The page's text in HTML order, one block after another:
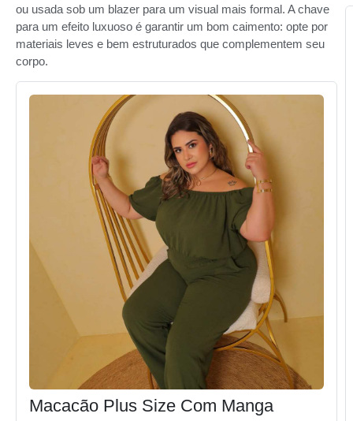
ou usada sob um blazer para um visual mais formal. A chave
para um efeito luxuoso é garantir um bom caimento: opte por
materiais leves e bem estruturados que complementem seu
corpo.
Macacão Plus Size Com Manga